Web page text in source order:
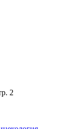
2